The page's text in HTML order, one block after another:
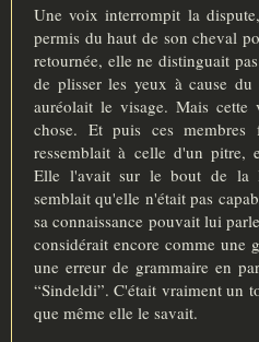
Une voix interrompit la
permis du haut de son cheval
retournée, elle ne distinguait
de plisser les yeux à cause
auréolait le visage. Mais
chose. Et puis ces
ressemblait à celle d'un pitre,
Elle l'avait sur le bout de la
semblait qu'elle n'était pas
sa connaissance pouvait lui
considérait encore comme une
une erreur de grammaire en
“Sindeldi”. C'était vraiment un
que même elle le savait.